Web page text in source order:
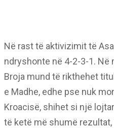
Në rast të aktivizimit të
ndryshonte në 4-2-3-1. Në
Broja mund të rikthehet
e Madhe, edhe pse nuk
Kroacisë, shihet si një
të ketë më shumë